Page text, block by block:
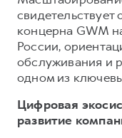
концерна GWM
России,
обслуживания и
одном из
Цифровая
развитие